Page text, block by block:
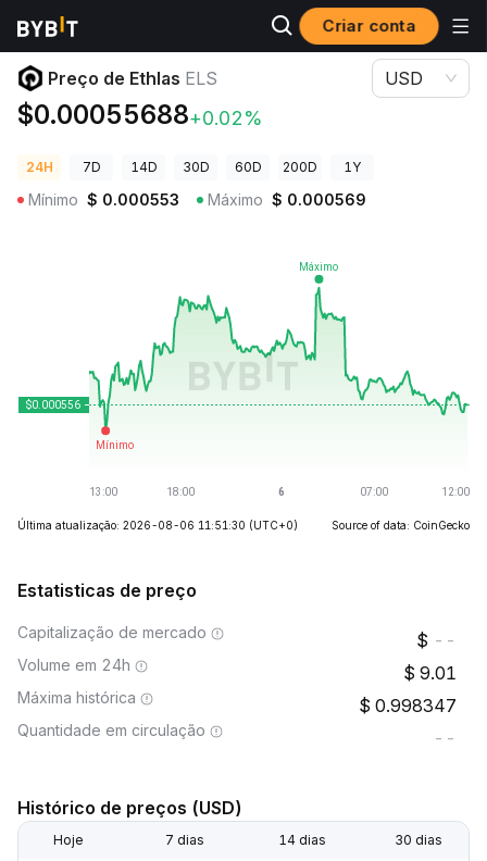
Criar conta
Preços de Criptomoedas Preço de Ethlas ELS
Preço de Ethlas ELS
$0.00055688+0.02%
USD
24H 7D 14D 30D 60D 200D 1Y
Mínimo $ 0.000553 Máximo $ 0.000569
Última atualização: 2026-08-06 11:51:30 (UTC+0) Source of data: CoinGecko
Estatisticas de preço
Capitalização de mercado --
Volume em 24h 9.01
Máxima histórica 0.998347
Quantidade em circulação --
Histórico de preços (USD)
Hoje 7 dias 14 dias 30 dias